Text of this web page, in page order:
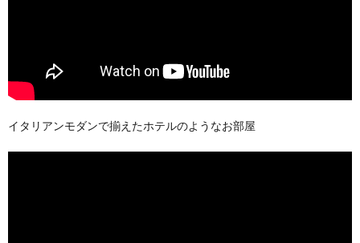
イタリアンモダンで揃えたホテルのようなお部屋